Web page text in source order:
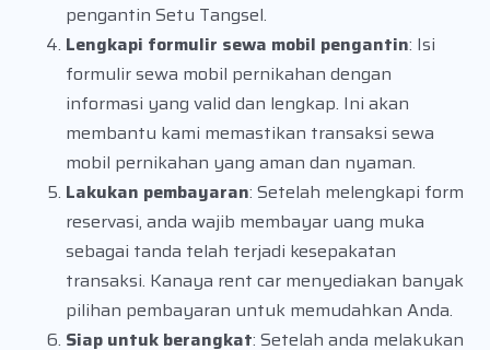
pengantin Setu Tangsel.
Lengkapi formulir sewa mobil pengantin: Isi
formulir sewa mobil pernikahan dengan
informasi yang valid dan lengkap. Ini akan
membantu kami memastikan transaksi sewa
mobil pernikahan yang aman dan nyaman.
Lakukan pembayaran: Setelah melengkapi form
reservasi, anda wajib membayar uang muka
sebagai tanda telah terjadi kesepakatan
transaksi. Kanaya rent car menyediakan banyak
pilihan pembayaran untuk memudahkan Anda.
Siap untuk berangkat: Setelah anda melakukan